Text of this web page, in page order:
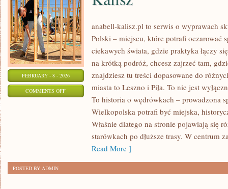
FEBRUARY - 8 - 2026
COMMENTS OFFON
anabell-kalisz.pl to serwis o wyprawach
Polski – miejscu, które potrafi oczarować
ciekawych świata, gdzie praktyka łączy
na krótką podróż, chcesz zajrzeć tam,
znajdziesz tu treści dopasowane do
miasta to Leszno i Piła. To nie jest
To historia o wędrówkach – prowadzona
Wielkopolska potrafi być miejska,
Właśnie dlatego na stronie pojawiają się
starówkach po dłuższe trasy. W centrum
Read More ]
POSTED BY ADMIN